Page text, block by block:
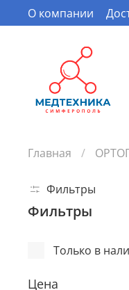
О компании
Главная
Фильтры
Фильтры
Только в
Цена